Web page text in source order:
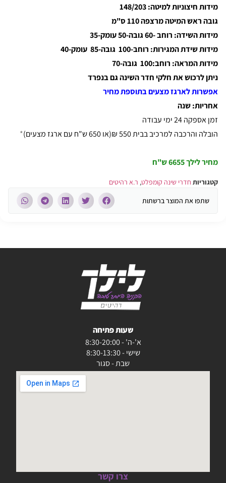
מידות חיצוניות למיטה: 148/203
גובה ראש המיטה מרצפה 110 ס"מ
מידות השידה: רוחב -60 גובה-50 עומק-35
מידות שידת המגירות: רוחב-100 גובה-85 עומק-40
מידות המראה: רוחב:100 גובה-70
ניתן לרכוש את חלקי חדר השינה גם בנפרד
אפשרות לארגז מצעים בתוספת מחיר
אחריות: שנה
זמן אספקה 24 ימי עבודה
הובלה והרכבה למרכיב בבית 550 ₪(או 650 ש"ח עם ארגז מצעים)
*
מחיר לילך
קטגוריות חדרי שינה קומפלט, ר.א רהיטים
שתפו את המוצר ברשתות
שעות פתיחה
א'-ה' - 8:30-20:00
שישי - 8:30-13:30
שבת - סגור
צרו קשר